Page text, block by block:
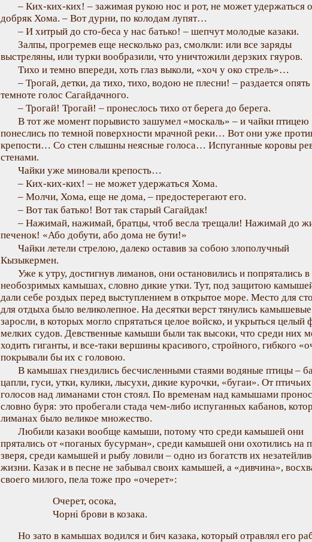
– Ких-ких-ких! – зажимая рукою нос и рот, не может удержаться
добряк Хома. – Вот дурни, по колодам лупят…
– И хитрый до сто-беса у нас батько! – шепчут молодые казаки.
Залпы, прогремев еще несколько раз, смолкли: или все заряды
выстреляны, или турки вообразили, что уничтожили дерзких гяуров.
Тихо и темно впереди, хоть глаз выколи, «хоч у око стрель»…
– Трогай, детки, да тихо, тихо, водою не плесни! – раздается опять
темноте голос Сагайдачного.
– Трогай! Трогай! – пронеслось тихо от берега до берега.
В тот же момент порывисто зашумел «москаль» – и чайки птицею
понеслись по темной поверхности мрачной реки… Вот они уже
крепости… Со стен слышны неясные голоса… Испуганные коровы
стенами.
Чайки уже миновали крепость…
– Ких-ких-ких! – не может удержаться Хома.
– Молчи, Хома, еще не дома, – предостерегают его.
– Вот так батько! Вот так старый Сагайдак!
– Нажимай, нажимай, братцы, чтоб весла трещали! Нажимай до
печенок! «Або добути, або дома не бути!»
Чайки летели стрелою, далеко оставив за собою злополучный
Кызыкермен.
Уже к утру, достигнув лиманов, они остановились и попрятались в
необозримых камышах, словно дикие утки. Тут, под защитою
дали себе роздых перед выступлением в открытое море. Место для
для отдыха было великолепное. На десятки верст тянулись камышевые
заросли, в которых могло спрятаться целое войско, и укрыться целый
мелких судов. Девственные камыши были так высоки, что среди них
ходить гиганты, и все-таки вершины красивого, стройного, гибкого
покрывали бы их с головою.
В камышах гнездились бесчисленными стаями водяные птицы –
цапли, гуси, утки, кулики, лысухи, дикие курочки, «бугаи». От птичьих
голосов над лиманами стон стоял. По временам над камышами
словно буря: это пробегали стада чем-либо испуганных кабанов,
лиманах было великое множество.
Любили казаки вообще камыши, потому что среди камышей они
прятались от «поганых бусурман», среди камышей они охотились на
зверя, среди камышей и рыбу ловили – одно из богатств их
жизни. Казак и в песне не забывал своих камышей, а «дивчина»,
своего милого, пела тоже про «очерет»:
Очерет, осока,
Чорні брови в козака.
Но зато в камышах водился и бич казака, который отравлял его